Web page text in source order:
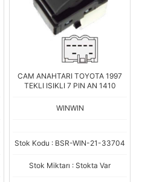
CAM ANAHTARI TOYOTA 1997
TEKLI ISIKLI 7 PIN AN 1410
WINWIN
Stok Kodu : BSR-WIN-21-33704
Stok Miktarı : Stokta Var